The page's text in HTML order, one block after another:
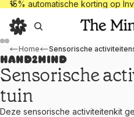
15% automatische korting op
15%
Home Sensorische
hand2mind
Sensorische
tuin
Deze sensorische activiteitenkit